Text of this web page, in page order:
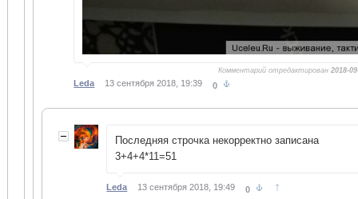
Комментарий отредактирован2018-
Leda 13 сентября 2018, 19:39 0
Последняя строчка некорректно записана
3+4+4*11=51
Leda 13 сентября 2018, 19:49 0 ↑